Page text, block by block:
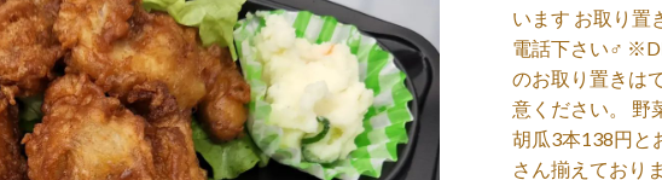
います お取り置
電話下さい‍♂️
のお取り置きは
意ください。 野
胡瓜3本138円と
さん揃えており